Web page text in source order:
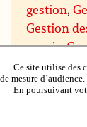
gestion,
Gestion
savoir,
et qualité
domaines
Ce site utilise des
de mesure
En poursuivant